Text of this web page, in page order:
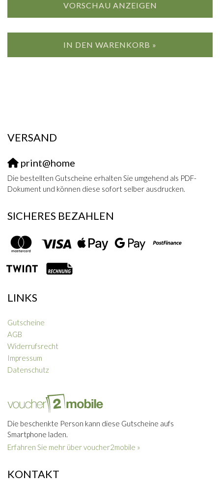
VORSCHAU ANZEIGEN
IN DEN WARENKORB »
VERSAND
print@home
Die bestellten Gutscheine erhalten Sie umgehend als PDF-
Dokument und können diese sofort selber ausdrucken.
SICHERES BEZAHLEN
LINKS
Gutscheine
AGB
Widerrufsrecht
Impressum
Datenschutz
Die beschenkte Person kann diese Gutscheine aufs
Smartphone laden.
Erfahren Sie mehr über voucher2mobile »
KONTAKT